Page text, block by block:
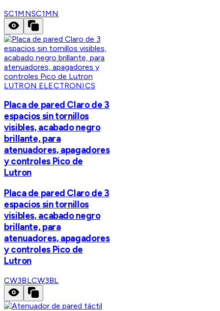
SC1MNSC1MN
LUTRON ELECTRONICS
Placa de pared Claro de 3
espacios sin tornillos
visibles, acabado negro
brillante, para
atenuadores, apagadores
y controles Pico de
Lutron
Placa de pared Claro de 3
espacios sin tornillos
visibles, acabado negro
brillante, para
atenuadores, apagadores
y controles Pico de
Lutron
CW3BLCW3BL